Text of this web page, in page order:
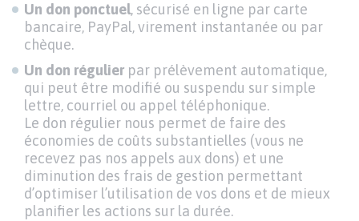
Un don ponctuel, sécurisé en ligne par carte
bancaire, PayPal, virement instantanée ou par
chèque.
Un don régulier par prélèvement automatique,
qui peut être modifié ou suspendu sur simple
lettre, courriel ou appel téléphonique.
Le don régulier nous permet de faire des
économies de coûts substantielles (vous ne
recevez pas nos appels aux dons) et une
diminution des frais de gestion permettant
d’optimiser l’utilisation de vos dons et de mieux
planifier les actions sur la durée.